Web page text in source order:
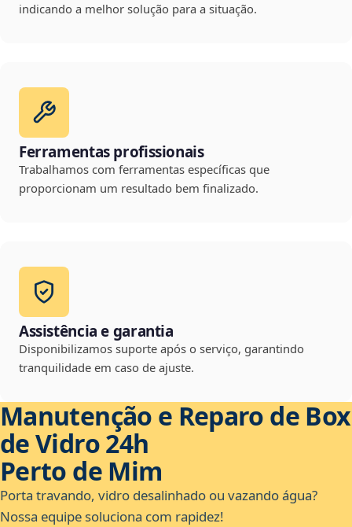
indicando a melhor solução para a situação.
Ferramentas profissionais
Trabalhamos com ferramentas específicas que
proporcionam um resultado bem finalizado.
Assistência e garantia
Disponibilizamos suporte após o serviço, garantindo
tranquilidade em caso de ajuste.
Manutenção e Reparo de Box
de Vidro 24h
Perto de Mim
Porta travando, vidro desalinhado ou vazando água?
Nossa equipe soluciona com rapidez!